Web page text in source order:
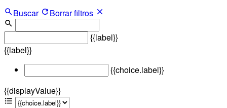
Buscar
Borrar filtros
{{label}}
{{label}}
{{choice.label}}
{{displayValue}}